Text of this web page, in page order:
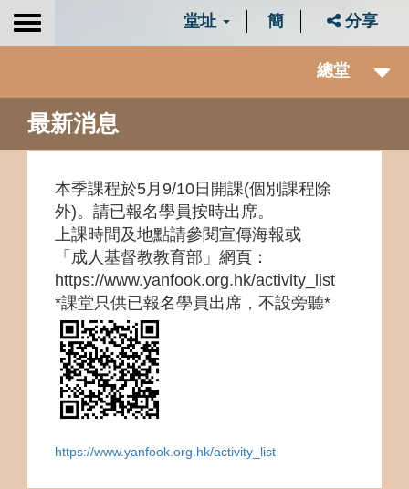
Toggle
堂址 簡 分享
總堂
最新消息
本季課程於5月9/10日開課(個別課程除
外)。請已報名學員按時出席。
上課時間及地點請參閱宣傳海報或
「成人基督教教育部」網頁：
https://www.yanfook.org.hk/activity_list
*課堂只供已報名學員出席，不設旁聽*
https://www.yanfook.org.hk/activity_list